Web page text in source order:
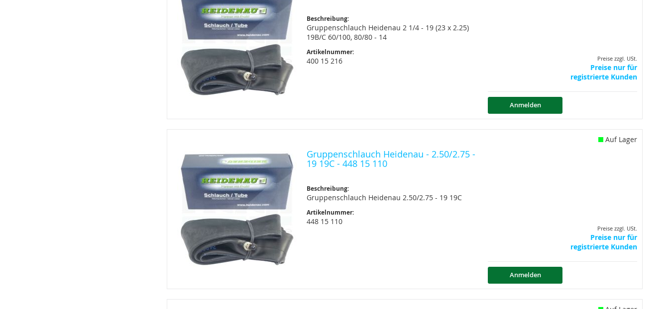
Beschreibung:
Gruppenschlauch Heidenau 2 1/4 - 19 (23 x 2.25)
19B/C 60/100, 80/80 - 14
Artikelnummer:
400 15 216 Preise zzgl. USt.
Preise nur für
registrierte Kunden
Anmelden
Gruppenschlauch Heidenau - 2.50/2.75 -
19 19C - 448 15 110
Beschreibung:
Gruppenschlauch Heidenau 2.50/2.75 - 19 19C
Artikelnummer:
448 15 110
Auf Lager
Preise zzgl. USt.
Preise nur für
registrierte Kunden
Anmelden